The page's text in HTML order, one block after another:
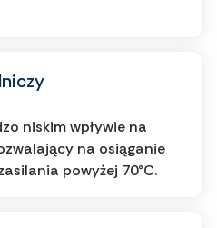
niskim wpływie na
na osiąganie
powyżej 70°C.